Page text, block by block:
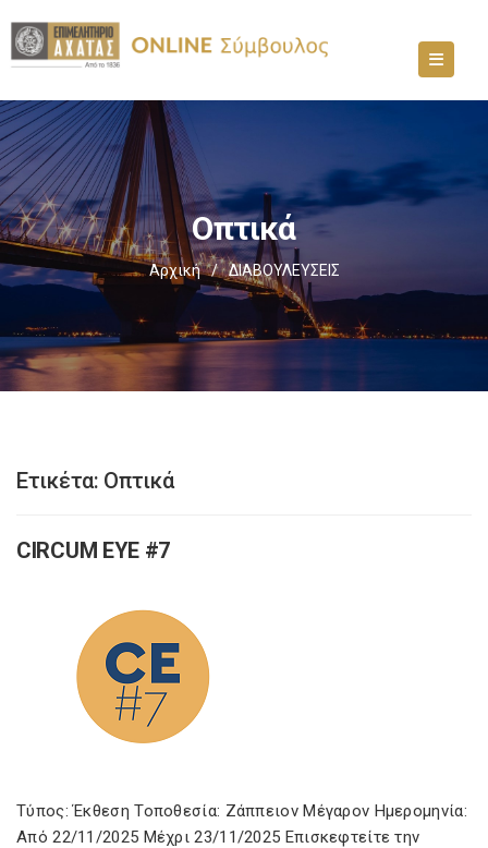
Οπτικά
Αρχική / ΔΙΑΒΟΥΛΕΥΣΕΙΣ
Ετικέτα: Οπτικά
CIRCUM EYE #7
Τύπος: Έκθεση Τοποθεσία: Ζάππειον Μέγαρον Ημερομηνία:
Από 22/11/2025 Μέχρι 23/11/2025 Επισκεφτείτε την